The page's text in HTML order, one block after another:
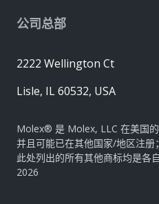
公司总部
2222 Wellington Ct
Lisle, IL 60532, USA
Molex® 是 Molex, LLC 在美国的
并且可能已在其他国家/地区注册；
此处列出的所有其他商标均是各
2026